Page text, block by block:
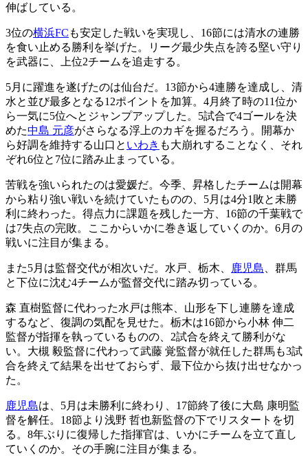
伸ばしている。
3位の横浜FC も安定した戦いを実現し、16節には清水の連勝
を食い止める勝利を挙げた。リーグ最少失点を誇る堅い守り
を武器に、上位2チームを追走する。
5月に躍進を遂げたのは仙台だ。13節から4連勝を達成し、清
水と並び最多となる12ポイントを加算。4月終了時の11位か
ら一気に5位へとジャンプアップした。5試合で4ゴールを決
めた中島 元彦がさらなる浮上のカギを握るだろう。開幕か
ら好調を維持する山口と いわき も大崩れすることなく、それ
ぞれ6位と7位に踏み止まっている。
苦戦を強いられたのは愛媛だ。今季、昇格したチームは開幕
から粘り強い戦いを続けていたものの、5月は4分1敗と未勝
利に終わった。得点力に課題を残した一方、16節の千葉戦で
は7失点の完敗。ここからいかに巻き返していくのか。6月の
戦いに注目が集まる。
また5月は監督交代が相次いだ。水戸、栃木、 鹿児島 、群馬
と下位に沈む4チームが監督交代に踏み切っている。
森 直樹監督に代わった水戸は熊本、山形を下し連勝を達成
するなど、復調の気配を見せた。栃木は16節から小林 伸二
監督が指揮を執っているものの、2試合を終えて勝利がな
い。大槻 毅監督に代わって武藤 覚監督が就任した群馬も3試
合を終えて結果を出せておらず、最下位から抜け出せなかっ
た。
鹿児島は、5月は未勝利に終わり、17節終了後に大島 康明監
督を解任。18節より浅野 哲也新監督の下でリスタートを切
る。8年ぶりに復帰した指揮官は、いかにチームを立て直し
ていくのか。その手腕に注目が集まる。